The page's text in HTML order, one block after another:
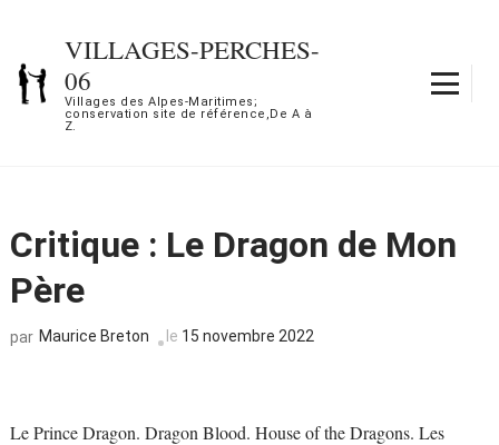
contenu
(Pressez
VILLAGES-PERCHES-
06
Villages des Alpes-Maritimes;
conservation site de référence,De A à
Z.
Critique : Le Dragon de Mon
Père
par Maurice Breton le 15 novembre 2022
Le Prince Dragon. Dragon Blood. House of the Dragons. Les